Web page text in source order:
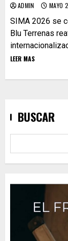
ADMIN MAYO
SIMA 2026 se
Blu Terrenas
LEER MAS
BUSCAR